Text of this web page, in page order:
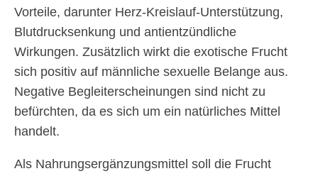
Vorteile, darunter Herz-Kreislauf-Unterstützung,
Blutdrucksenkung und antientzündliche
Wirkungen. Zusätzlich wirkt die exotische Frucht
sich positiv auf männliche sexuelle Belange aus.
Negative Begleiterscheinungen sind nicht zu
befürchten, da es sich um ein natürliches Mittel
handelt.
Als Nahrungsergänzungsmittel soll die Frucht